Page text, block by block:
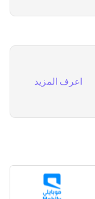
اعرف المزيد